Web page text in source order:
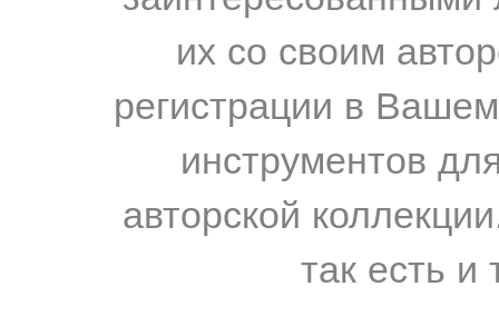
их со своим
регистрации в
инструментов
авторской
так есть и